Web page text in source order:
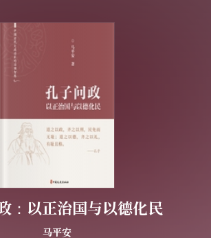
：以正治国与以德化民
马平安